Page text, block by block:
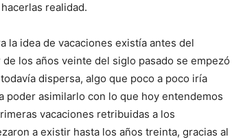
realidad.
la idea de vacaciones existía antes del
los años veinte del siglo pasado se empezó
dispersa, algo que poco a poco iría
poder asimilarlo con lo que hoy entendemos
vacaciones retribuidas a los
a existir hasta los años treinta, gracias al